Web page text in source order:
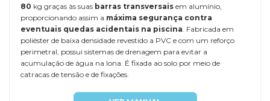
80 kg graças às suas barras transversais em alumínio,
proporcionando assim a máxima segurança contra
eventuais quedas acidentais na piscina. Fabricada em
poliéster de baixa densidade revestido a PVC e com um reforço
perimetral, possui sistemas de drenagem para evitar a
acumulação de água na lona. É fixada ao solo por meio de
catracas de tensão e de fixações.